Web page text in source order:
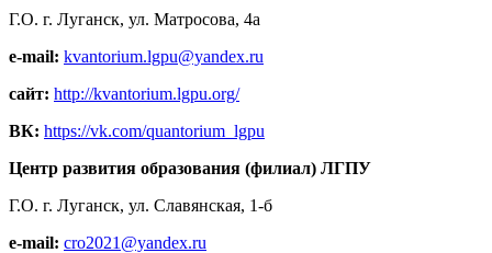
Г.О. г. Луганск, ул. Матросова, 4а
e-mail: kvantorium.lgpu@yandex.ru
сайт: http://kvantorium.lgpu.org/
ВК: https://vk.com/quantorium_lgpu
Центр развития образования (филиал) ЛГПУ
Г.О. г. Луганск, ул. Славянская, 1-б
e-mail: cro2021@yandex.ru